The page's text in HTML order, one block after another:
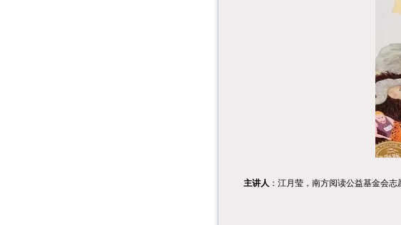
主讲人 ：江月莹，南方阅读公益基金会